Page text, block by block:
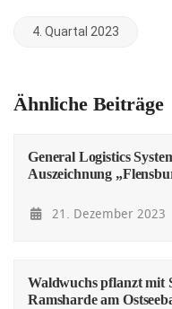
4. Quartal 2023
Ähnliche Beiträge
General Logistics
Auszeichnung
21. Dezember 2023
Waldwuchs pflanzt mit
Ramsharde am